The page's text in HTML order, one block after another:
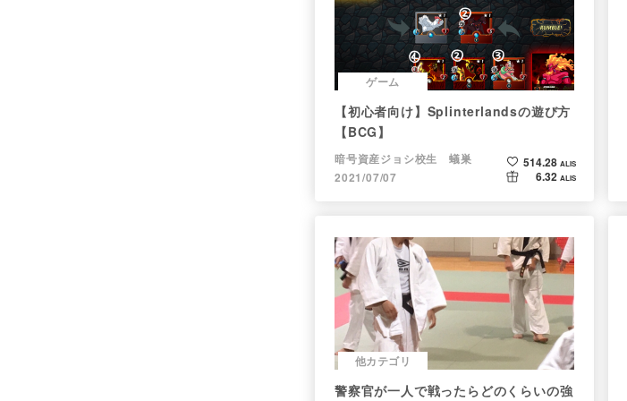
ゲーム
【初心者向け】Splinterlandsの遊び方
【BCG】
暗号資産ジョシ校生 蟻巣
2021/07/07
514.28 ALIS
6.32 ALIS
他カテゴリ
警察官が一人で戦ったらどのくらいの強